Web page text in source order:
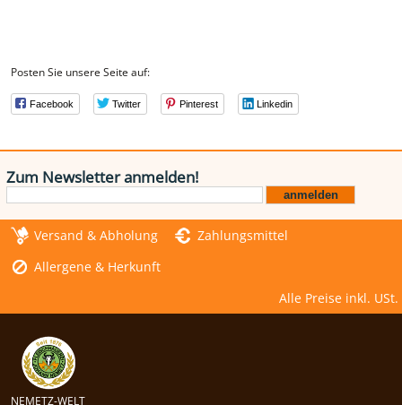
Posten Sie unsere Seite auf:
Facebook Twitter Pinterest Linkedin
Zum Newsletter anmelden!
Versand & Abholung
Zahlungsmittel
Allergene & Herkunft
Alle Preise inkl. USt.
NEMETZ-WELT